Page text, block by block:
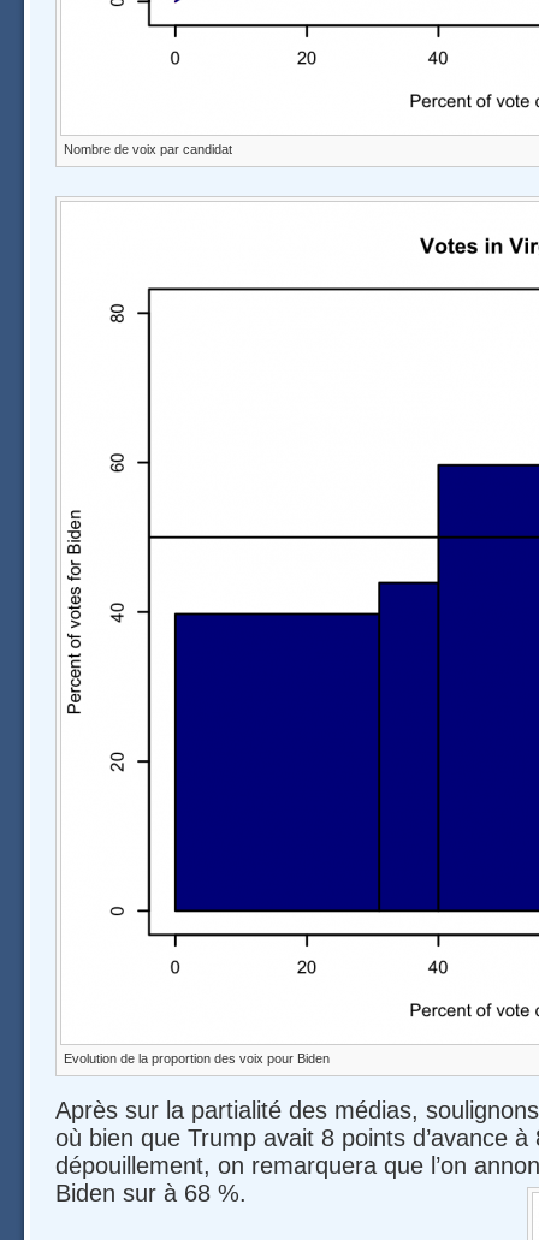
Nombre de voix par candidat
Evolution de la proportion des voix pour Biden
Après sur la partialité des médias,
où bien que Trump avait 8 points d’avance à
dépouillement, on remarquera que l’on
Biden sur à 68 %.